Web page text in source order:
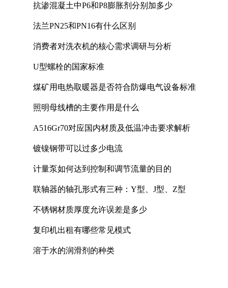
抗渗混凝土中P6和P8膨胀剂分别加多少
法兰PN25和PN16有什么区别
消费者对洗衣机的核心需求调研与分析
U型螺栓的国家标准
煤矿用电热取暖器是否符合防爆电气设备标准
照明母线槽的主要作用是什么
A516Gr70对应国内材质及低温冲击要求解析
镀镍钢带可以过多少电流
计量泵如何达到控制和调节流量的目的
联轴器的轴孔形式有三种：Y型、J型、Z型
不锈钢材质厚度允许误差是多少
复印机出租有哪些常见模式
溶于水的润滑剂的种类